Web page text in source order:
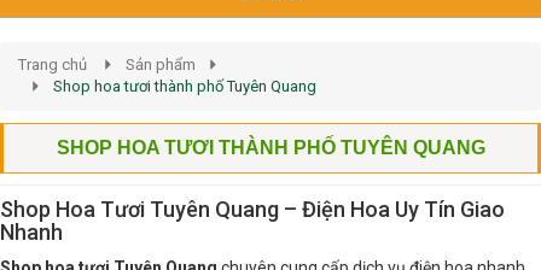
Trang chủ
Sản phẩm
Shop hoa tươi thành phố Tuyên Quang
SHOP HOA TƯƠI THÀNH PHỐ TUYÊN QUANG
Shop Hoa Tươi Tuyên Quang – Điện Hoa Uy Tín Giao
Nhanh